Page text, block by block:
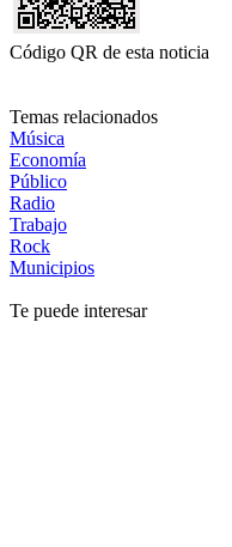
Código QR de esta noticia
Temas relacionados
Música
Economía
Público
Radio
Trabajo
Rock
Municipios
Te puede interesar